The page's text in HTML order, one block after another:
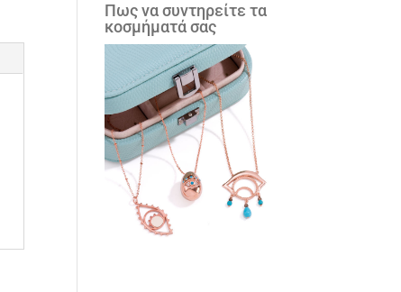
Πως να συντηρείτε τα
κοσμήματά σας